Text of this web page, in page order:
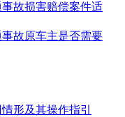
故损害赔偿案件适
故原车主是否需要
形及其操作指引